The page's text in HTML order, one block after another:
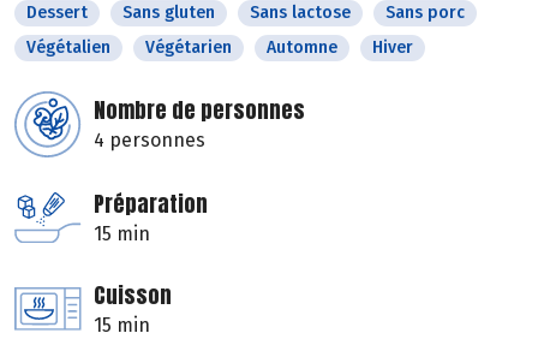
Dessert Sans gluten Sans lactose
Sans porc
Végétalien
Végétarien Automne Hiver
Nombre de personnes
4 personnes
Préparation
15 min
Cuisson
15 min